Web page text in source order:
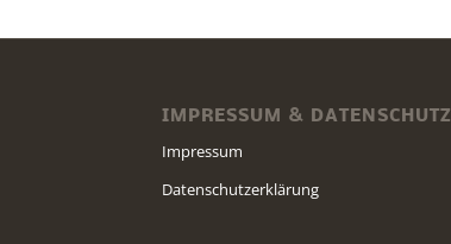
IMPRESSUM & DATENSCHUTZ
Impressum
Datenschutzerklärung